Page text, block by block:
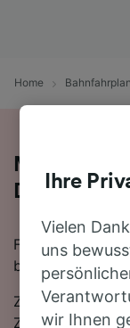
Home Bahnfahrplan
Mit der
Duisburg
Für eine
bei uns alles,
Zwischen
Züge am Tag,
Ihre
Vielen
uns
wir Ihnen